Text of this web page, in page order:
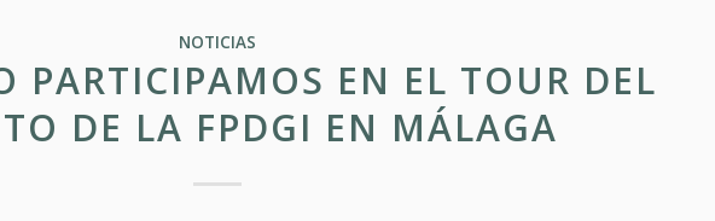
NOTICIAS
PARTICIPAMOS EN EL TOUR DEL
DE LA FPDGI EN MÁLAGA